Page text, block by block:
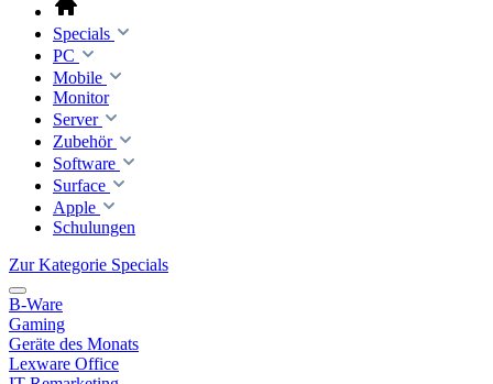
Specials
PC
Mobile
Monitor
Server
Zubehör
Software
Surface
Apple
Schulungen
Zur Kategorie Specials
B-Ware
Gaming
Geräte des Monats
Lexware Office